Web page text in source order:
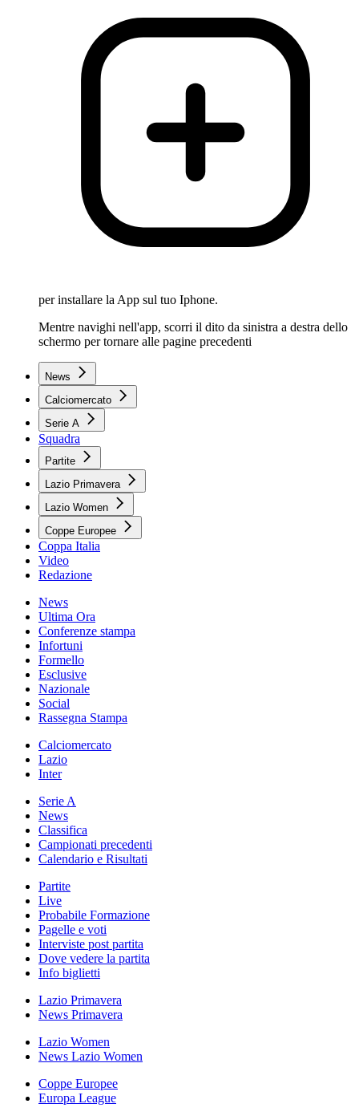
per installare la App sul tuo Iphone.
Mentre navighi nell'app, scorri il dito da sinistra a destra dello
schermo per tornare alle pagine precedenti
News
Calciomercato
Serie A
Squadra
Partite
Lazio Primavera
Lazio Women
Coppe Europee
Coppa Italia
Video
Redazione
News
Ultima Ora
Conferenze stampa
Infortuni
Formello
Esclusive
Nazionale
Social
Rassegna Stampa
Calciomercato
Lazio
Inter
Serie A
News
Classifica
Campionati precedenti
Calendario e Risultati
Partite
Live
Probabile Formazione
Pagelle e voti
Interviste post partita
Dove vedere la partita
Info biglietti
Lazio Primavera
News Primavera
Lazio Women
News Lazio Women
Coppe Europee
Europa League